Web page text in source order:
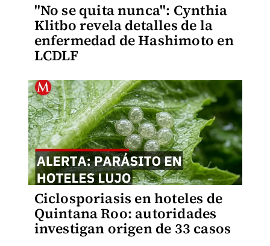
"No se quita nunca": Cynthia
Klitbo revela detalles de la
enfermedad de Hashimoto en
LCDLF
Ciclosporiasis en hoteles de
Quintana Roo: autoridades
investigan origen de 33 casos